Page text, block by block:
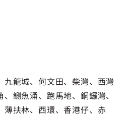
龍城、何文田、柴灣、西灣
鰂魚涌、跑馬地、銅鑼灣、
薄扶林、西環、香港仔、赤